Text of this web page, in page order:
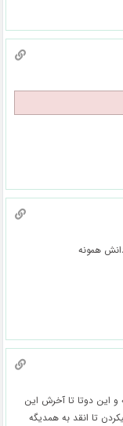
همونه
و این دوتا تا آخرش این
تا انقد به همدیگه